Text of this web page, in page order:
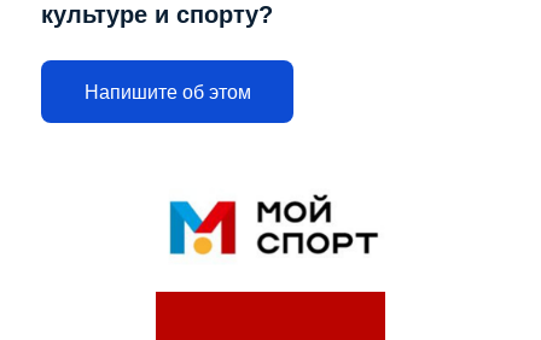
культуре и спорту?
Напишите об этом